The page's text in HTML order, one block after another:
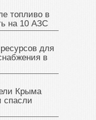
топливо в
на 10 АЗС
для
в
Крыма
спасли